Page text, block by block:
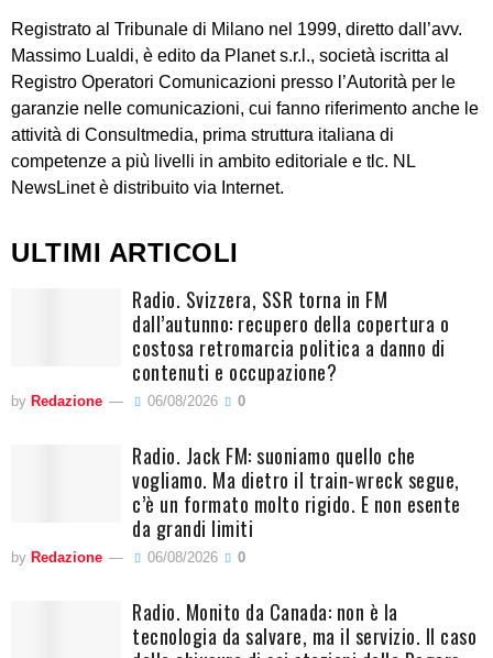
Registrato al Tribunale di Milano nel 1999, diretto dall’avv.
Massimo Lualdi, è edito da Planet s.r.l., società iscritta al
Registro Operatori Comunicazioni presso l’Autorità per le
garanzie nelle comunicazioni, cui fanno riferimento anche le
attività di Consultmedia, prima struttura italiana di
competenze a più livelli in ambito editoriale e tlc. NL
NewsLinet è distribuito via Internet.
ULTIMI ARTICOLI
Radio. Svizzera, SSR torna in FM
dall’autunno: recupero della copertura o
costosa retromarcia politica a danno di
contenuti e occupazione?
by Redazione 06/08/2026 0
Radio. Jack FM: suoniamo quello che
vogliamo. Ma dietro il train-wreck segue,
c’è un formato molto rigido. E non esente
da grandi limiti
by Redazione 06/08/2026 0
Radio. Monito da Canada: non è la
tecnologia da salvare, ma il servizio. Il caso